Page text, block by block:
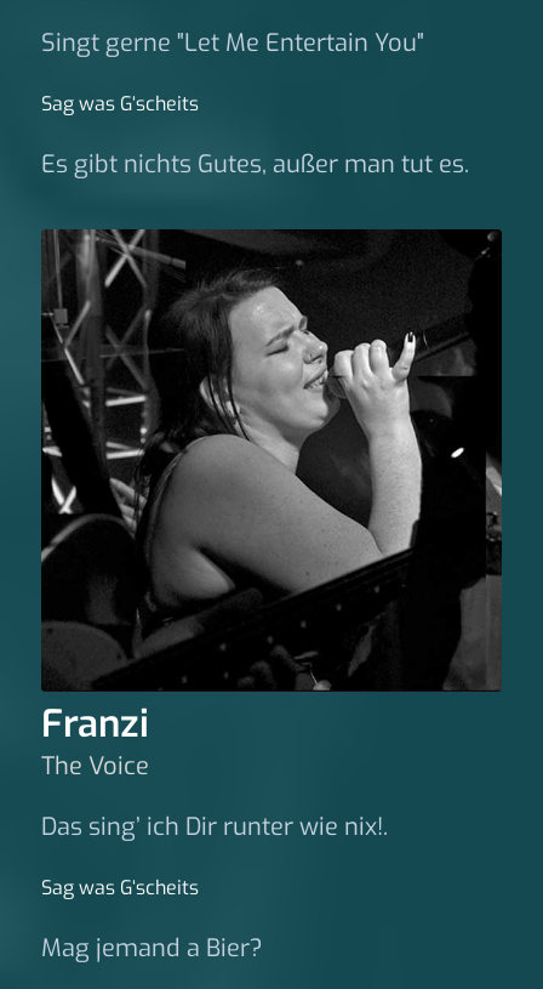
Singt gerne "Let Me Entertain You"
Sag was G‘scheits
Es gibt nichts Gutes, außer man tut es.
Franzi
The Voice
Das sing’ ich Dir runter wie nix!.
Sag was G‘scheits
Mag jemand a Bier?